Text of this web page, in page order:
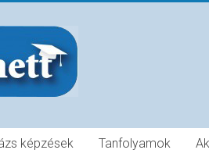
képzések Tanfolyamok